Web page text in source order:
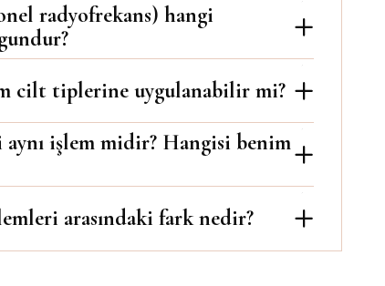
radyofrekans) hangi
cilt tiplerine uygulanabilir mi?
aynı işlem midir? Hangisi benim
arasındaki fark nedir?